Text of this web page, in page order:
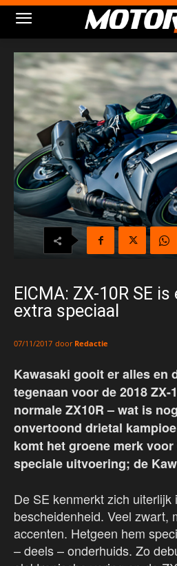
EICMA: ZX-10R SE is
extra speciaal
07/11/2017 door Redactie
Kawasaki gooit er alles en
tegenaan voor de 2018 ZX-
normale ZX10R – wat is
onvertoond drietal
komt het groene merk
speciale uitvoering; de
De SE kenmerkt zich uiterlijk
bescheidenheid. Veel zwart,
accenten. Hetgeen hem
– deels – onderhuids. Zo